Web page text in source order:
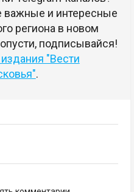
и интересные
региона в новом
подписывайся!
"Вести
.